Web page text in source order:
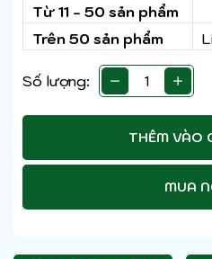
Từ 11 - 50 sản phẩm
Trên 50 sản phẩm
Số lượng:
THÊM VÀO
MUA